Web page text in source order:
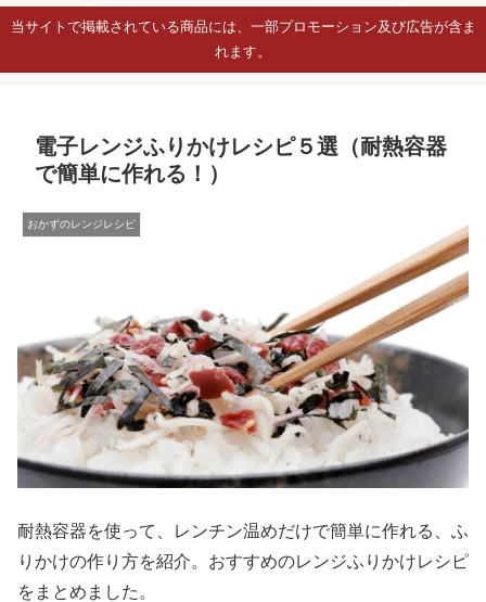
当サイトで掲載されている商品には、一部プロモーション及び広告が含ま
れます。
電子レンジふりかけレシピ５選（耐熱容器
で簡単に作れる！）
おかずのレンジレシピ
耐熱容器を使って、レンチン温めだけで簡単に作れる、ふ
りかけの作り方を紹介。おすすめのレンジふりかけレシピ
をまとめました。